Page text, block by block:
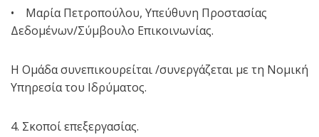
• Μαρία Πετροπούλου, Υπεύθυνη Προστασίας
Δεδομένων/Σύμβουλο Επικοινωνίας.
Η Ομάδα συνεπικουρείται /συνεργάζεται με τη Νομική
Υπηρεσία του Ιδρύματος.
4. Σκοποί επεξεργασίας.